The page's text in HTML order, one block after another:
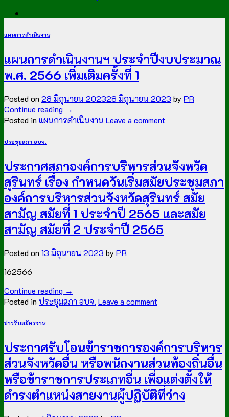
แผนการดำเนินงาน
แผนการดำเนินงานฯ ประจำปีงบประมาณ
พ.ศ. 2566 เพิ่มเติมครั้งที่ 1
Posted on 28 มิถุนายน 202328 มิถุนายน 2023 byPR
Continue reading →
Posted in แผนการดำเนินงาน Leave a comment
ประชุมสภา อบจ.
ประกาศสภาองค์การบริหารส่วนจังหวัด
สุรินทร์ เรื่อง กำหนดวันเริ่มสมัยประชุมสภา
องค์การบริหารส่วนจังหวัดสุรินทร์ สมัย
สามัญ สมัยที่ 1 ประจำปี 2565 และสมัย
สามัญ สมัยที่ 2 ประจำปี 2565
Posted on 13 มิถุนายน 2023 byPR
162566
Continue reading →
Posted in ประชุมสภา อบจ. Leave a comment
ข่าวรับสมัครงาน
ประกาศรับโอนข้าราชการองค์การบริหาร
ส่วนจังหวัดอื่น หรือพนักงานส่วนท้องถิ่นอื่น
หรือข้าราชการประเภทอื่น เพื่อแต่งตั้งให้
ดำรงตำแหน่งสายงานผู้ปฏิบัติที่ว่าง